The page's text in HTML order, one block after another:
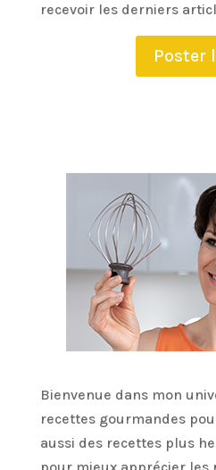
recevoir les derniers
Bienvenue dans mon
recettes gourmandes
aussi des recettes plus
pour mieux apprécier les